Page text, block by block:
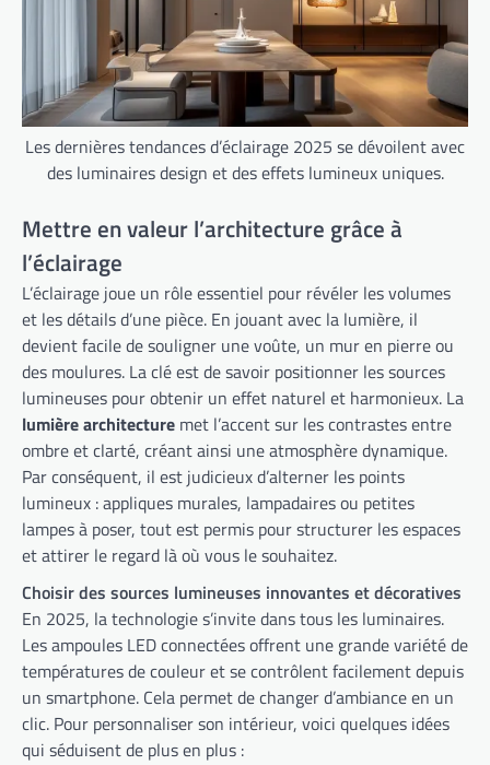
Les dernières tendances d’éclairage 2025 se dévoilent avec
des luminaires design et des effets lumineux uniques.
Mettre en valeur l’architecture grâce à
l’éclairage
L’éclairage joue un rôle essentiel pour révéler les volumes
et les détails d’une pièce. En jouant avec la lumière, il
devient facile de souligner une voûte, un mur en pierre ou
des moulures. La clé est de savoir positionner les sources
lumineuses pour obtenir un effet naturel et harmonieux. La
lumière architecture met l’accent sur les contrastes entre
ombre et clarté, créant ainsi une atmosphère dynamique.
Par conséquent, il est judicieux d’alterner les points
lumineux : appliques murales, lampadaires ou petites
lampes à poser, tout est permis pour structurer les espaces
et attirer le regard là où vous le souhaitez.
Choisir des sources lumineuses innovantes et décoratives
En 2025, la technologie s’invite dans tous les luminaires.
Les ampoules LED connectées offrent une grande variété de
températures de couleur et se contrôlent facilement depuis
un smartphone. Cela permet de changer d’ambiance en un
clic. Pour personnaliser son intérieur, voici quelques idées
qui séduisent de plus en plus :